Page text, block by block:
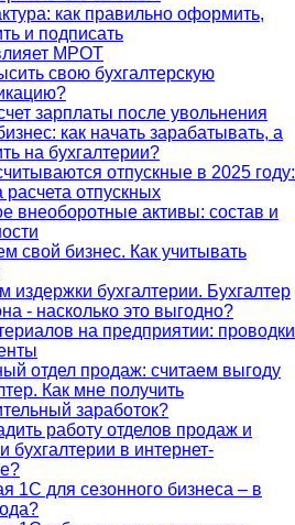
как правильно оформить,
и подписать
МРОТ
свою бухгалтерскую
зарплаты после увольнения
как начать зарабатывать, а
на бухгалтерии?
отпускные в 2025 году:
расчета отпускных
внеоборотные активы: состав и
свой бизнес. Как учитывать
издержки бухгалтерии. Бухгалтер
- насколько это выгодно?
на предприятии: проводки
отдел продаж: считаем выгоду
Как мне получить
заработок?
работу отделов продаж и
бухгалтерии в интернет-
1С для сезонного бизнеса – в